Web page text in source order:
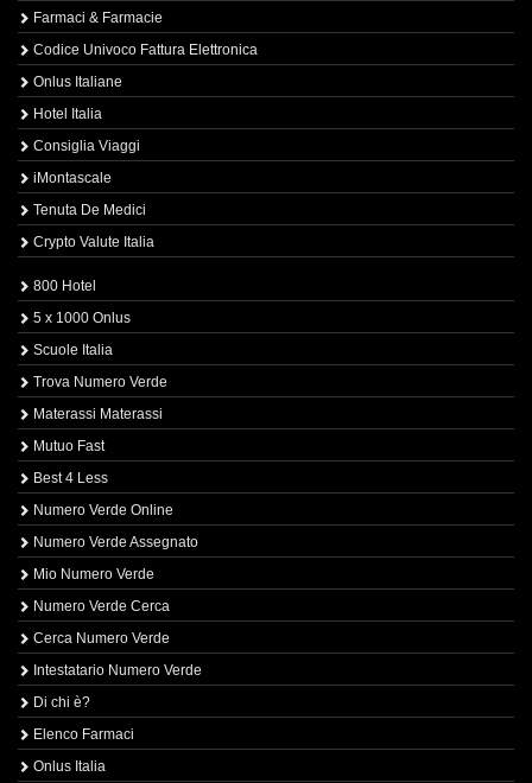
Farmaci & Farmacie
Codice Univoco Fattura Elettronica
Onlus Italiane
Hotel Italia
Consiglia Viaggi
iMontascale
Tenuta De Medici
Crypto Valute Italia
800 Hotel
5 x 1000 Onlus
Scuole Italia
Trova Numero Verde
Materassi Materassi
Mutuo Fast
Best 4 Less
Numero Verde Online
Numero Verde Assegnato
Mio Numero Verde
Numero Verde Cerca
Cerca Numero Verde
Intestatario Numero Verde
Di chi è?
Elenco Farmaci
Onlus Italia